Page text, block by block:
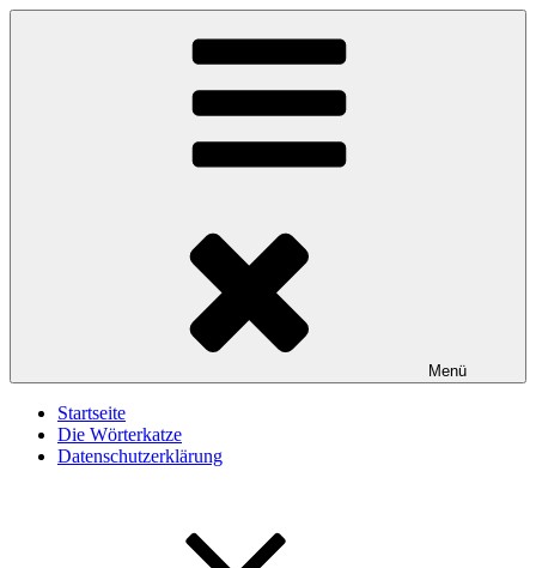
Zum
Menü
Startseite
Die Wörterkatze
Datenschutzerklärung